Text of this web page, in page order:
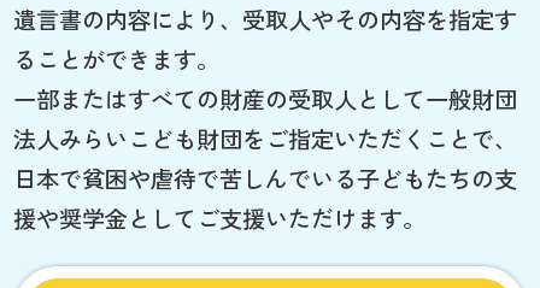
遺言書の内容により、受取人やその内容を指定す
ることができます。
一部またはすべての財産の受取人として一般財団
法人みらいこども財団をご指定いただくことで、
日本で貧困や虐待で苦しんでいる子どもたちの支
援や奨学金としてご支援いただけます。